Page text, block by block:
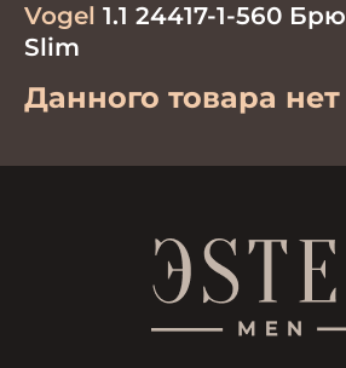
Vogel 1.1 24417-1-560
Slim
Данного товара